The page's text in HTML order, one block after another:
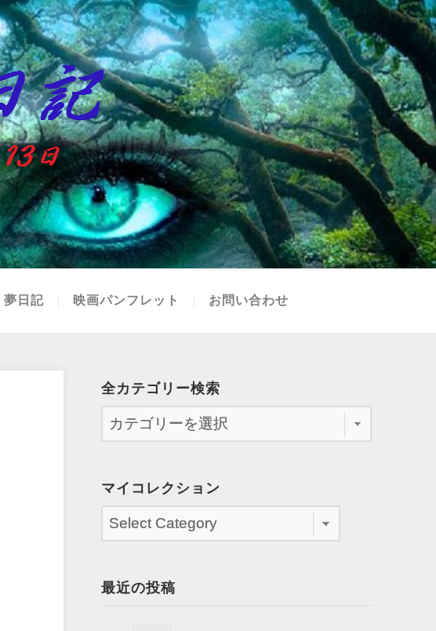
夢日記 映画パンフレット お問い合わせ
全カテゴリー検索
マイコレクション
最近の投稿